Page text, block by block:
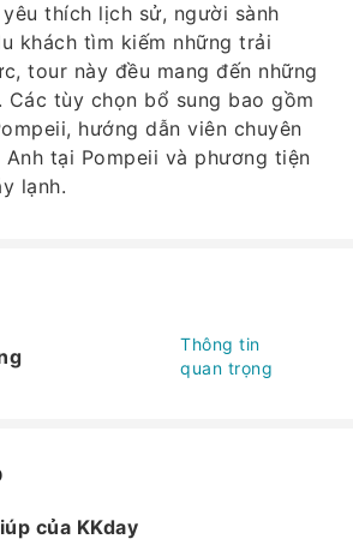
thích lịch sử, người sành
khách tìm kiếm những trải
tour này đều mang đến những
tùy chọn bổ sung bao gồm
hướng dẫn viên chuyên
tại Pompeii và phương tiện
lạnh.
Thông tin
quan trọng
của KKday